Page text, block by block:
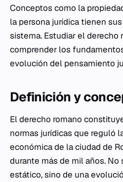
Conceptos como la
la persona jurídica tienen
sistema. Estudiar el derecho
comprender los
evolución del pensamiento
Definición y
El derecho romano
normas jurídicas que reguló
económica de la ciudad de
durante más de mil años.
estático, sino de una